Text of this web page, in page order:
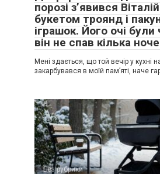
порозі з’явився
букетом троянд і
іграшок. Його очі були
він не спав кілька
Мені здається, що той вечір у кухні
закарбувався в моїй пам’яті, наче
Без рубрики